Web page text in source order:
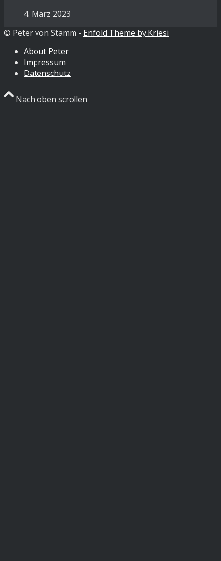
4. März 2023
© Peter von Stamm - Enfold Theme by Kriesi
About Peter
Impressum
Datenschutz
Nach oben scrollen